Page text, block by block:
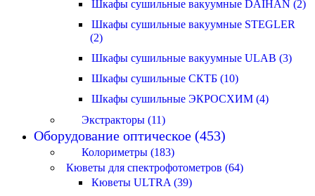
Шкафы сушильные вакуумные DAIHAN (2)
Шкафы сушильные вакуумные STEGLER
(2)
Шкафы сушильные вакуумные ULAB (3)
Шкафы сушильные СКТБ (10)
Шкафы сушильные ЭКРОСХИМ (4)
Экстракторы (11)
Оборудование оптическое (453)
Колориметры (183)
Кюветы для спектрофотометров (64)
Кюветы ULTRA (39)